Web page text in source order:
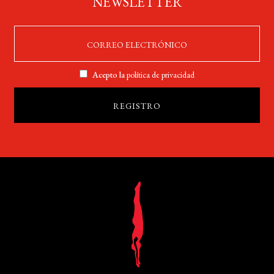
Acepto lapolítica de privacidad